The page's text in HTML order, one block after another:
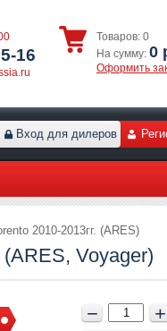
16
Товаров: 0
На сумму: 0
Оформить
Вход для дилеров
2010-2013гг. (ARES)
Voyager)
− +